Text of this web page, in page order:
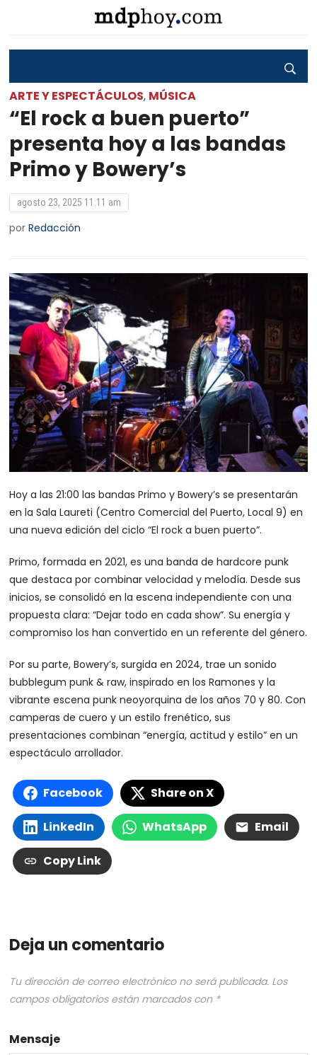
ARTE Y ESPECTÁCULOS, MÚSICA
“El rock a buen puerto”
presenta hoy a las bandas
Primo y Bowery’s
agosto 23, 2025 11:11 am
porRedacción
Hoy a las 21:00 las bandas Primo y Bowery’s se presentarán
en la Sala Laureti (Centro Comercial del Puerto, Local 9) en
una nueva edición del ciclo “El rock a buen puerto”.
Primo, formada en 2021, es una banda de hardcore punk
que destaca por combinar velocidad y melodía. Desde sus
inicios, se consolidó en la escena independiente con una
propuesta clara: “Dejar todo en cada show”. Su energía y
compromiso los han convertido en un referente del género.
Por su parte, Bowery’s, surgida en 2024, trae un sonido
bubblegum punk & raw, inspirado en los Ramones y la
vibrante escena punk neoyorquina de los años 70 y 80. Con
camperas de cuero y un estilo frenético, sus
presentaciones combinan “energía, actitud y estilo” en un
espectáculo arrollador.
Facebook Share on X
LinkedIn WhatsApp Email
Copy Link
Deja un comentario
Tu dirección de correo electrónico no será publicada. Los
campos obligatorios están marcados con *
Mensaje